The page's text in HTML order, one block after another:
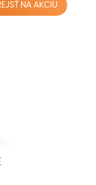
NA AKCIU